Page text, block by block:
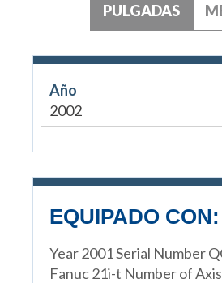
PULGADAS
Año
2002
EQUIPADO CON:
Year 2001 Serial Number
Fanuc 21i-t Number of